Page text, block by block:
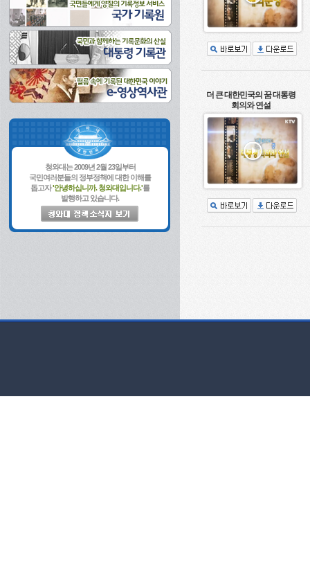
청와대는 2009년 2월 23일부터
국민여러분들의 정부정책에 대한 이해를
돕고자'안녕하십니까. 청와대입니다.'를
발행하고 있습니다.
더 큰 대한민국의 꿈 대통령
회의와 연설